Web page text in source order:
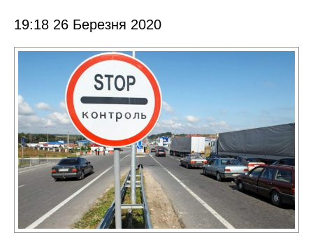
19:18 26 Березня 2020